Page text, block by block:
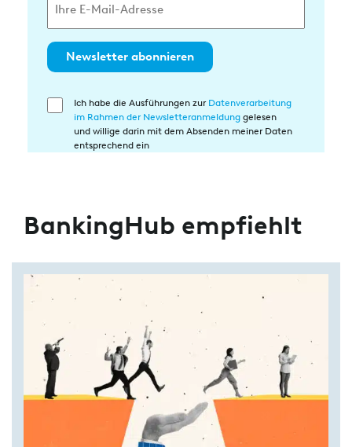
Newsletter abonnieren
Einwilligung
Ich habe die Ausführungen zur Datenverarbeitung
im Rahmen der Newsletteranmeldung gelesen
und willige darin mit dem Absenden meiner Daten
entsprechend ein
BankingHub empfiehlt